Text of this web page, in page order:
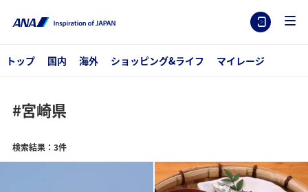
トップ 国内 海外 ショッピング&ライフ マイレージ
#宮崎県
検索結果：3件